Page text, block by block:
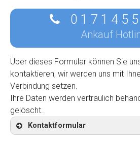
0 1 7 1 4 5
Ankauf
Über dieses Formular können Sie
kontaktieren, wir werden uns mit
Verbindung setzen.
Ihre Daten werden vertraulich
gelöscht..
Kontaktformular